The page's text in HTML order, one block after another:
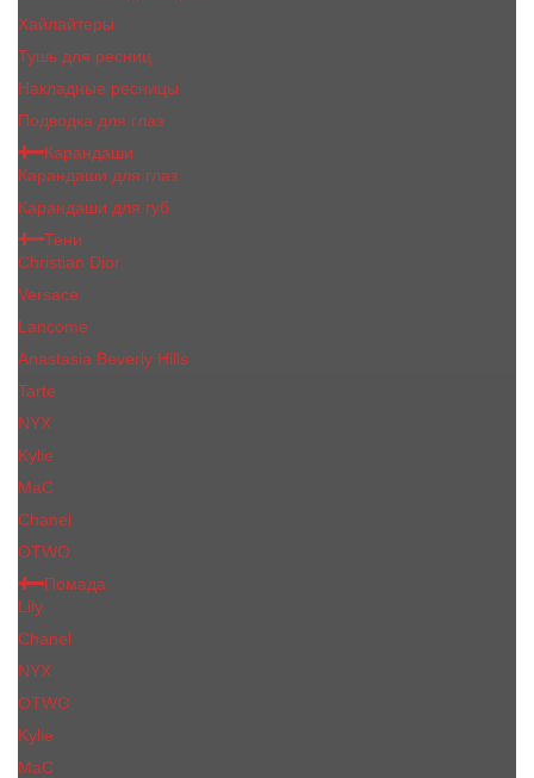
Хайлайтеры
Тушь для ресниц
Накладные ресницы
Подводка для глаз
Карандаши
Карандаши для глаз
Карандаши для губ
Тени
Christian Dior
Versace
Lancome
Anastasia Beverly Hills
Tarte
NYX
Kylie
MaC
Сhanеl
OTWO
Помада
Lily
Chanel
NYX
OTWO
Kylie
МаС